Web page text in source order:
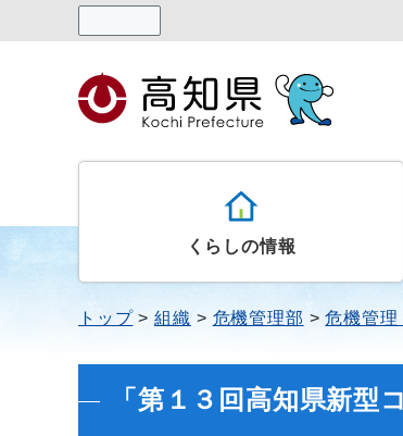
くらしの情報
トップ 組織 危機管理部 危機管理
「第１３回高知県新